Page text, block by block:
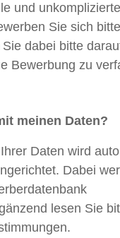
und
Sie sich
dabei bitte
Bewerbung zu
meinen Daten?
Daten wird
Dabei
lesen Sie